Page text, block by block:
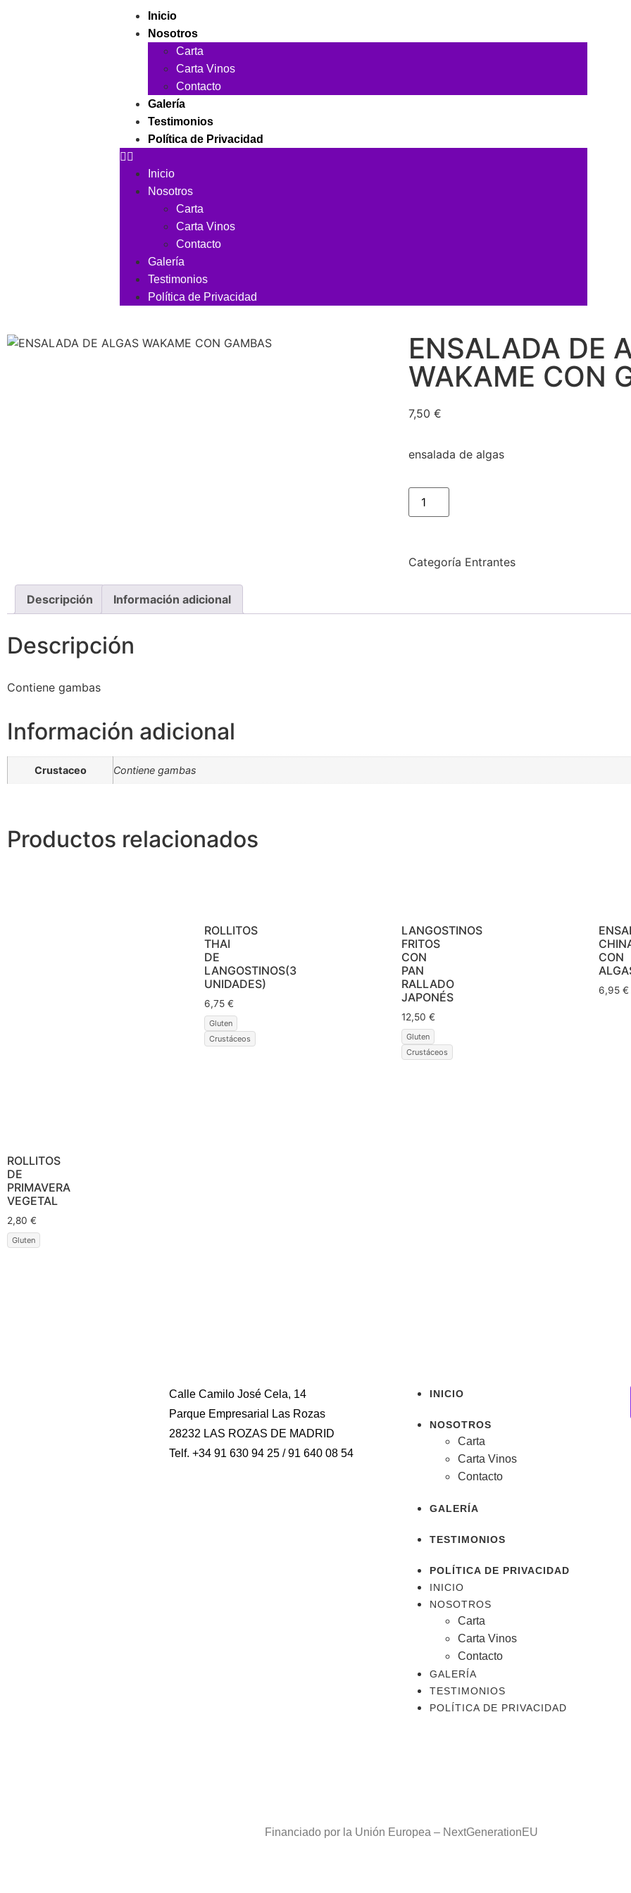
Inicio
Nosotros
Carta
Carta Vinos
Contacto
Galería
Testimonios
Política de Privacidad
Inicio
Nosotros
Carta
Carta Vinos
Contacto
Galería
Testimonios
Política de Privacidad
ENSALADA DE
WAKAME CON
7,50 €
ensalada de algas
Categoría Entrantes
Descripción Información adicional
Descripción
Contiene gambas
Información adicional
Crustaceo Contiene gambas
Productos relacionados
ROLLITOS
THAI
DE
LANGOSTINOS(3
UNIDADES)
6,75 €
Gluten
Crustáceos
LANGOSTINOS
FRITOS
CON
PAN
RALLADO
JAPONÉS
12,50 €
Gluten
Crustáceos
CON
6,95 €
ROLLITOS
DE
PRIMAVERA
VEGETAL
2,80 €
Gluten
Calle Camilo José Cela, 14
Parque Empresarial Las Rozas
28232 LAS ROZAS DE MADRID
Telf. +34 91 630 94 25 / 91 640 08 54
INICIO
NOSOTROS
Carta
Carta Vinos
Contacto
GALERÍA
TESTIMONIOS
POLÍTICA DE PRIVACIDAD
INICIO
NOSOTROS
Carta
Carta Vinos
Contacto
GALERÍA
TESTIMONIOS
POLÍTICA DE PRIVACIDAD
Financiado por la Unión Europea – NextGenerationEU